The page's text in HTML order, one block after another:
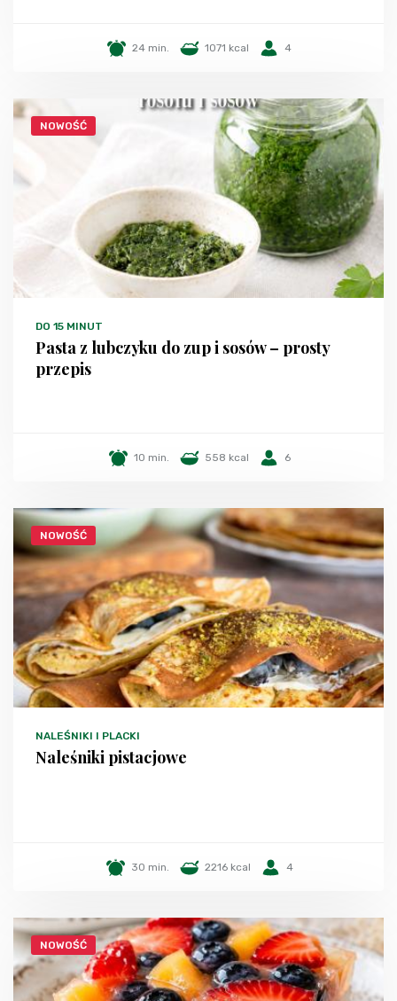
24 min. 1071 kcal 4
NOWOŚĆ
DO 15 MINUT
Pasta z lubczyku do zup i sosów – prosty
przepis
10 min. 558 kcal 6
NOWOŚĆ
NALEŚNIKI I PLACKI
Naleśniki pistacjowe
30 min. 2216 kcal 4
NOWOŚĆ